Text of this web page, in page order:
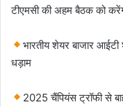
टीएमसी की अहम बैठक को
भारतीय शेयर बाजार
धड़ाम
2025 चैंपियंस ट्रॉफी से